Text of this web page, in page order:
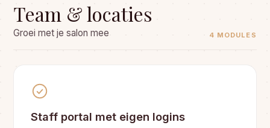
Team & locaties
Groei met je salon mee 4 MODULES
Staff portal met eigen logins